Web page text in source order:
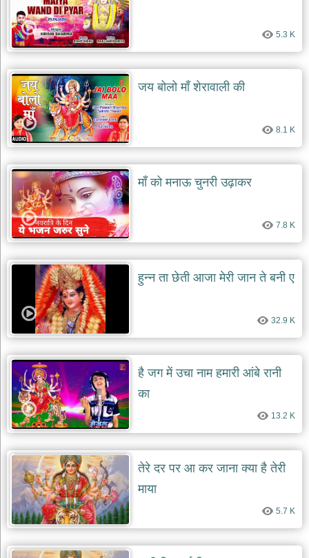
5.3 K
जय बोलो माँ शेरावाली की
8.1 K
माँ को मनाऊ चुनरी उढ़ाकर
7.8 K
हुन्न ता छेती आजा मेरी जान ते बनी ए
32.9 K
है जग में उचा नाम हमारी आंबे रानी
का
13.2 K
तेरे दर पर आ कर जाना क्या है तेरी
माया
5.7 K